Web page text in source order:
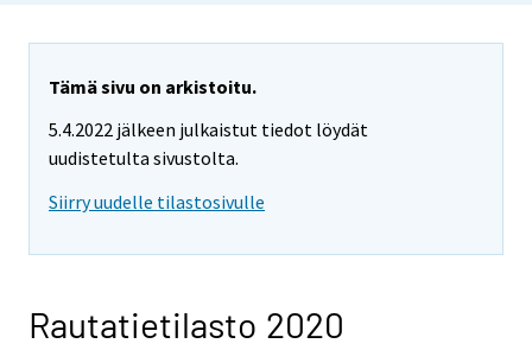
Tämä sivu on arkistoitu.
5.4.2022 jälkeen julkaistut tiedot löydät
uudistetulta sivustolta.
Siirry uudelle tilastosivulle
Rautatietilasto 2020